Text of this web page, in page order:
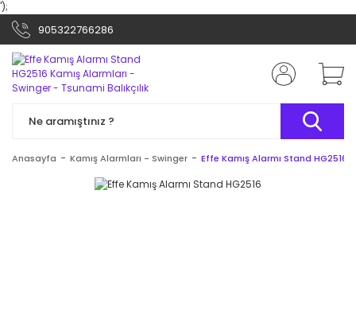
');
905322766286
Anasayfa Kamış Alarmları - Swinger Effe Kamış Alarmı Stand HG2516